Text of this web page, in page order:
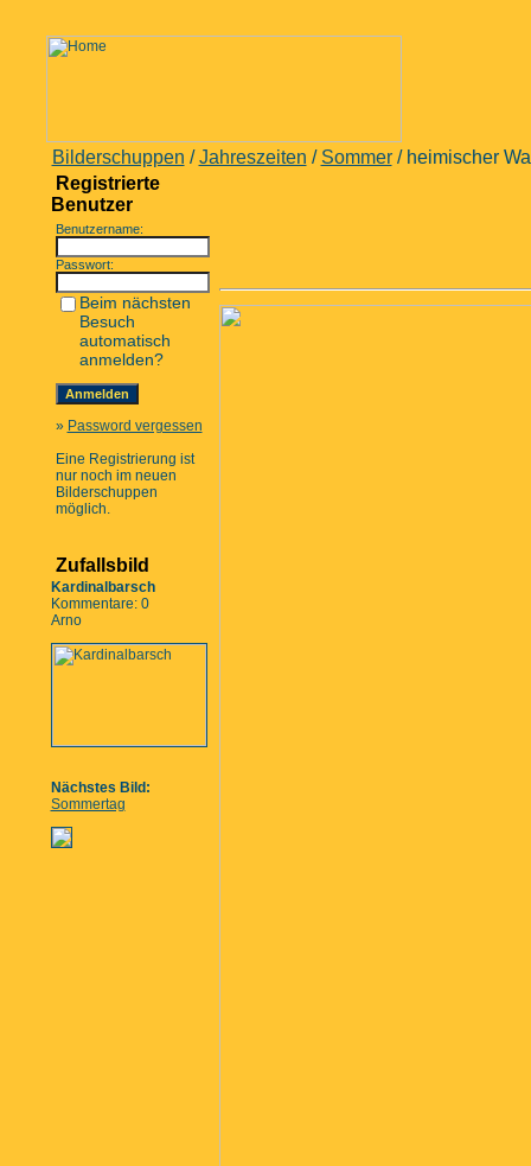
Bilderschuppen /Jahreszeiten / Sommer/ heimischer
Registrierte
Benutzer
Benutzername:
Passwort:
Beim nächsten
Besuch
automatisch
anmelden?
» Password vergessen
Eine Registrierung ist
nur noch im neuen
Bilderschuppen
möglich.
Zufallsbild
Kardinalbarsch
Kommentare: 0
Arno
Nächstes Bild:
Sommertag